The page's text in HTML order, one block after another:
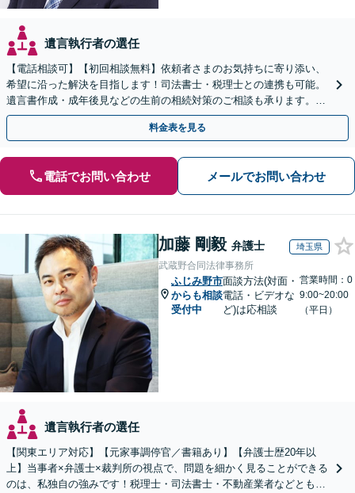
遺言執行者の選任
【電話相談可】【初回相談無料】依頼者さまのお気持ちに寄り添い、
希望に沿った解決を目指します！司法書士・税理士との連携も可能。
遺言書作成・成年後見などの生前の相続対策のご相談も承ります。
【夜間／休日の相談可能】
料金表を見る
電話でお問い合わせ メールでお問い合わせ
加藤 剛毅 弁護士 埼玉県
武蔵野合同法律事務所
ふじみ野市
からも相談
受付中
面談方法(対面・
電話・ビデオな
ど)は応相談
営業時間：0
9:00~20:00
（平日）
遺言執行者の選任
【関東エリア対応】【元家事調停官／書籍あり】【弁護士歴20年以
上】当事者×弁護士×裁判所の視点で、問題を細かく見ることができる
のは、私独自の強みです！税理士・司法書士・不動産業者などとも連